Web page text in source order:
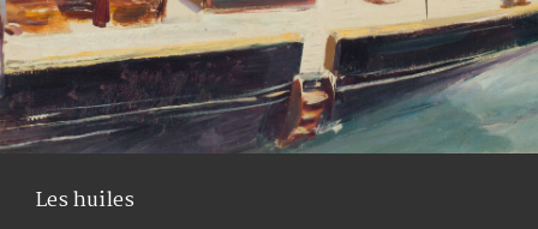
Présentation
Lettre de la fondatrice
Mentions légales
Les huiles